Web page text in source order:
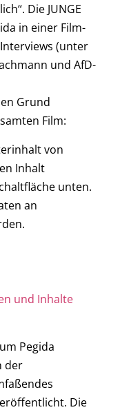
Die JUNGE
in einer Film-
(unter
und AfD-
Grund
Film:
von
Inhalt
unten.
an
und Inhalte
Pegida
der
Die